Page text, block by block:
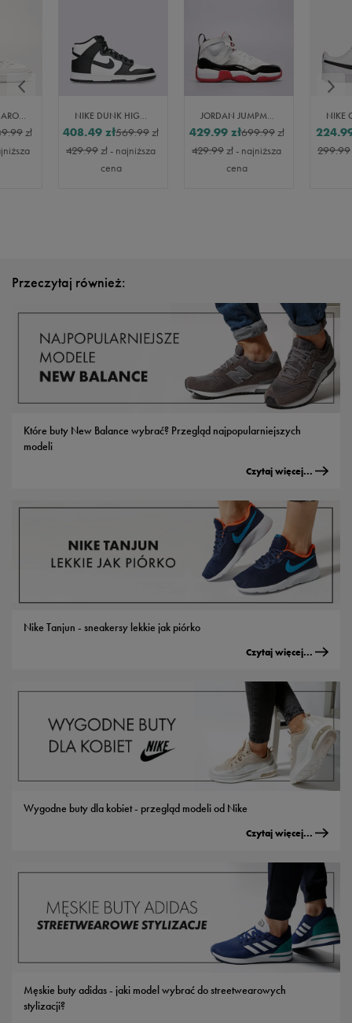
ELLESSE PANARO CUPSOLE
zł
NIKE DUNK HIGH RETRO
569.99zł
408.49 zł
429.99zł- najniższa
cena
JORDAN JUMPMAN TWO TREY
699.99zł
429.99 zł
429.99zł- najniższa
cena
299.99
Przeczytaj również:
Które buty New Balance wybrać? Przegląd najpopularniejszych
modeli
Czytaj więcej...
Nike Tanjun - sneakersy lekkie jak piórko
Czytaj więcej...
Wygodne buty dla kobiet - przegląd modeli od Nike
Czytaj więcej...
Męskie buty adidas - jaki model wybrać do streetwearowych
stylizacji?